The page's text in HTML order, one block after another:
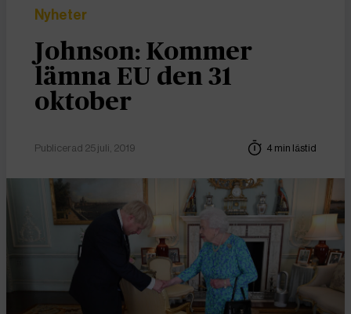
Nyheter
Johnson: Kommer
lämna EU den 31
oktober
Publicerad 25 juli, 2019 4 min lästid